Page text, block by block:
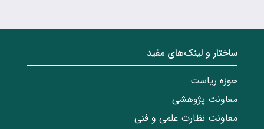
ساختار‌‌ و‌‌ لینک‌های مفید
حوزه ریاست
معاونت پژوهشی
معاونت نظارت علمی و فنی